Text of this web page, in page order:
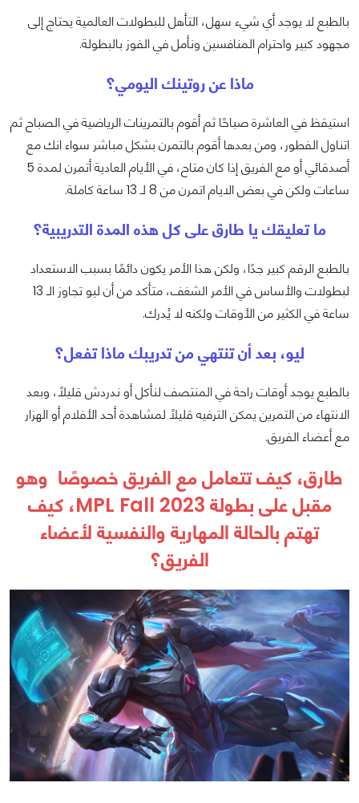
بالطبع لا يوجد أي شيء سهل، التأهل للبطولات العالمية يحتاج إلى
مجهود كبير واحترام المنافسين ونأمل في الفوز بالبطولة.
ماذا عن روتينك اليومي؟
استيقظ في العاشرة صباحًا ثم أقوم بالتمرينات الرياضية في الصباح ثم
اتناول الفطور، ومن بعدها أقوم بالتمرن بشكل مباشر سواء انك مع
أصدقائي أو مع الفريق إذا كان متاح، في الأيام العادية أتمرن لمدة 5
ساعات ولكن في بعض الايام اتمرن من 8 لـ 13 ساعة كاملة.
ما تعليقك يا طارق على كل هذه المدة التدريبية؟
بالطبع الرقم كبير جدًا، ولكن هذا الأمر يكون دائمًا بسبب الاستعداد
لبطولات والأساس في الأمر الشغف، متأكد من أن ليو تجاوز الـ 13
ساعة في الكثير من الأوقات ولكنه لا يُدرك.
ليو، بعد أن تنتهي من تدريبك ماذا تفعل؟
بالطبع يوجد أوقات راحة في المنتصف لنأكل أو ندردش قليلًا، وبعد
الانتهاء من التمرين يمكن الترفيه قليلًا لمشاهدة أحد الأفلام أو الهزار
مع أعضاء الفريق.
طارق، كيف تتعامل مع الفريق خصوصًا وهو
مقبل على بطولة MPL Fall 2023، كيف
تهتم بالحالة المهارية والنفسية لأعضاء
الفريق؟